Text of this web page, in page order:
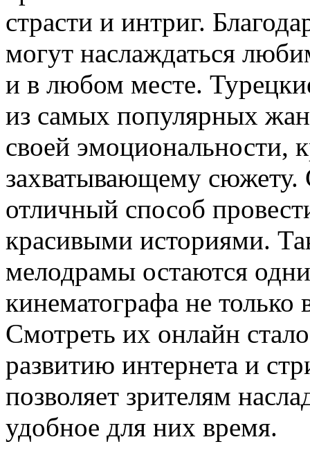
страсти и интриг.
могут наслаждаться
и в любом месте.
из самых популярных
своей эмоциональности,
захватывающему
отличный способ
красивыми историями.
мелодрамы остаются
кинематографа не
Смотреть их онлайн
развитию интернета и
позволяет зрителям
удобное для них время.